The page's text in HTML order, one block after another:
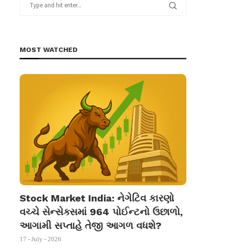
MOST WATCHED
Stock Market India: નેગેટિવ કારણો
વચ્ચે સેન્સેક્સમાં 964 પોઈન્ટનો ઉછાળો,
આગામી સપ્તાહે તેજી આગળ વધશે?
17 - July - 2026